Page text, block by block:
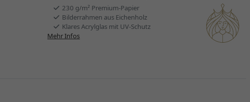
230 g/m² Premium-Papier
Bilderrahmen aus Eichenholz
Klares Acrylglas mit UV-Schutz
Mehr Infos